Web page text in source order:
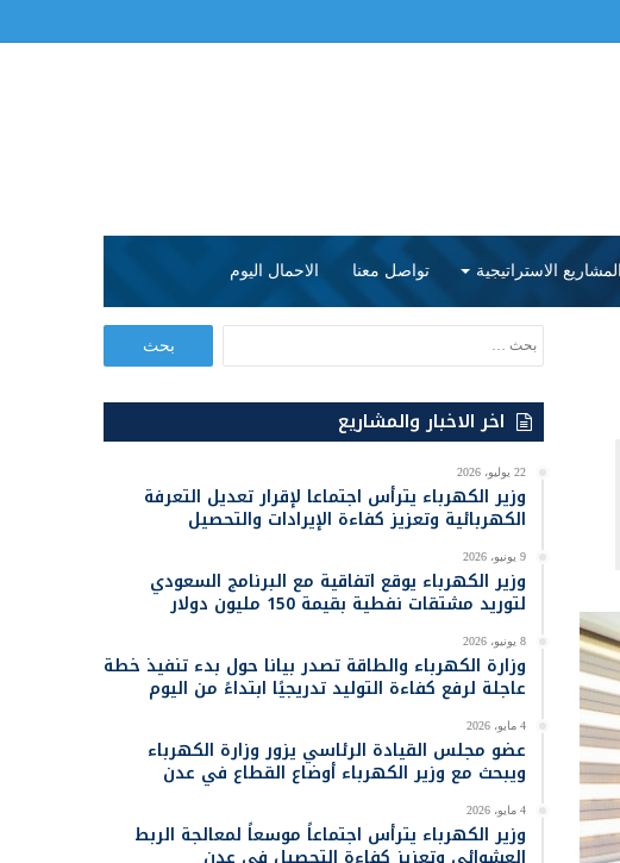
المشاريع الاستراتيجية تواصل معنا الاحمال اليوم
ث
ن
:
اخر الاخبار والمشاريع
22 يوليو، 2026
وزير الكهرباء يترأس اجتماعا لإقرار تعديل التعرفة
الكهربائية وتعزيز كفاءة الإيرادات والتحصيل
9 يونيو، 2026
وزير الكهرباء يوقع اتفاقية مع البرنامج السعودي
لتوريد مشتقات نفطية بقيمة 150 مليون دولار
8 يونيو، 2026
وزارة الكهرباء والطاقة تصدر بيانا حول بدء تنفيذ خطة
عاجلة لرفع كفاءة التوليد تدريجيًا ابتداءً من اليوم
4 مايو، 2026
عضو مجلس القيادة الرئاسي يزور وزارة الكهرباء
ويبحث مع وزير الكهرباء أوضاع القطاع في عدن
4 مايو، 2026
وزير الكهرباء يترأس اجتماعاً موسعاً لمعالجة الربط